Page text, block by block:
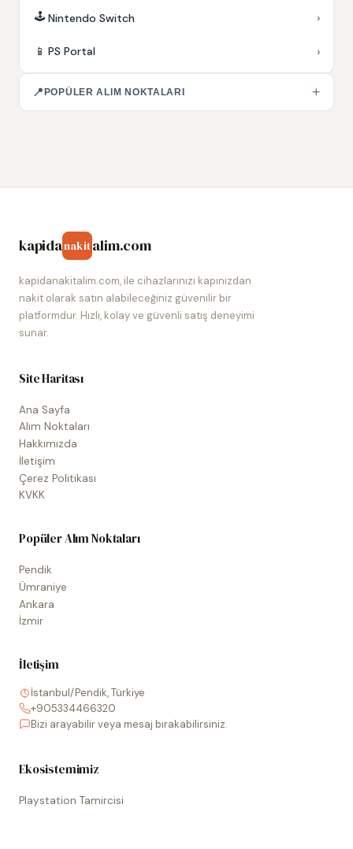
🕹️ Nintendo Switch ›
📱 PS Portal ›
📍 POPÜLER ALIM NOKTALARI +
kapidanakitalim.com
kapidanakitalim.com, ile cihazlarınızı kapınızdan
nakit olarak satın alabileceğiniz güvenilir bir
platformdur. Hızlı, kolay ve güvenli satış deneyimi
sunar.
Site Haritası
Ana Sayfa
Alım Noktaları
Hakkımızda
İletişim
Çerez Politikası
KVKK
Popüler Alım Noktaları
Pendik
Ümraniye
Ankara
İzmir
İletişim
İstanbul/Pendik, Türkiye
+905334466320
Bizi arayabilir veya mesaj bırakabilirsiniz.
Ekosistemimiz
Playstation Tamircisi